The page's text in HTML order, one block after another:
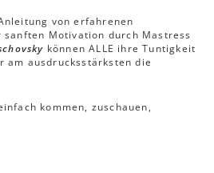
von erfahrenen
sanften Motivation durch Mastress
können ALLE ihre Tuntigkeit
am ausdrucksstärksten die
kommen, zuschauen,